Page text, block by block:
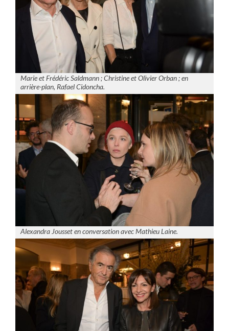
Marie et Frédéric Saldmann ; Christine et Olivier Orban ; en
arrière-plan, Rafael Cidoncha.
Alexandra Jousset en conversation avec Mathieu Laine.